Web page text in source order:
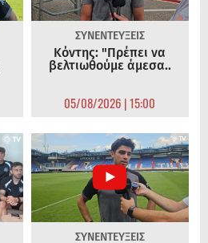
ΣΥΝΕΝΤΕΥΞΕΙΣ
Κόντης: "Πρέπει να
βελτιωθούμε άμεσα..
05/08/2026 | 15:00
ΣΥΝΕΝΤΕΥΞΕΙΣ